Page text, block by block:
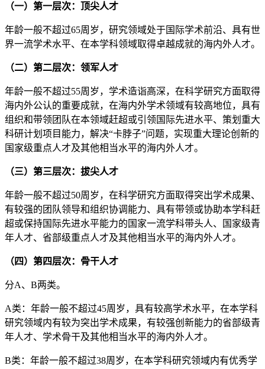
（一）第一层次：顶尖人才
年龄一般不超过65周岁，研究领域处于国际学术前沿、具有世
界一流学术水平、在本学科领域取得卓越成就的海内外人才。
（二）第二层次：领军人才
年龄一般不超过55周岁，学术造诣高深，在科学研究方面取得
海内外公认的重要成就，在海内外学术领域有较高地位，具有
组织和带领团队在本领域赶超或引领国际先进水平、策划重大
科研计划项目能力，解决“卡脖子”问题，实现重大理论创新的
国家级重点人才及其他相当水平的海内外人才。
（三）第三层次：拔尖人才
年龄一般不超过50周岁，在科学研究方面取得突出学术成果、
有较强的团队领导和组织协调能力、具有带领或协助本学科赶
超或保持国际先进水平能力的国家一流学科带头人、国家级青
年人才、省部级重点人才及其他相当水平的海内外人才。
（四）第四层次：骨干人才
分A、B两类。
A类：年龄一般不超过45周岁，具有较高学术水平，在本学科
研究领域内有较为突出学术成果，有较强创新能力的省部级青
年人才、学术骨干及其他相当水平的海内外人才。
B类：年龄一般不超过38周岁，在本学科研究领域内有优秀学